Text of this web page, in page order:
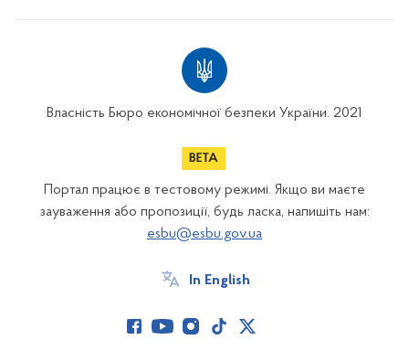
Власність Бюро економічної безпеки України. 2021
Портал працює в тестовому режимі. Якщо ви маєте
зауваження або пропозиції, будь ласка, напишіть нам:
esbu@esbu.gov.ua
In English